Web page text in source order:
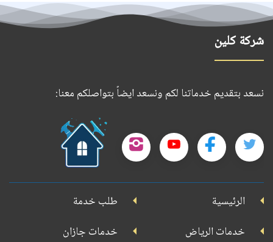
شركة كلين
نسعد بتقديم خدماتنا لكم ونسعد ايضاً بتواصلكم معنا:
تابعنا
تويتر
تابعنا
تابعنا
تابعنا
إنستجرام
جوجل
الرئيسية
طلب خدمة
خدمات الرياض
خدمات جازان